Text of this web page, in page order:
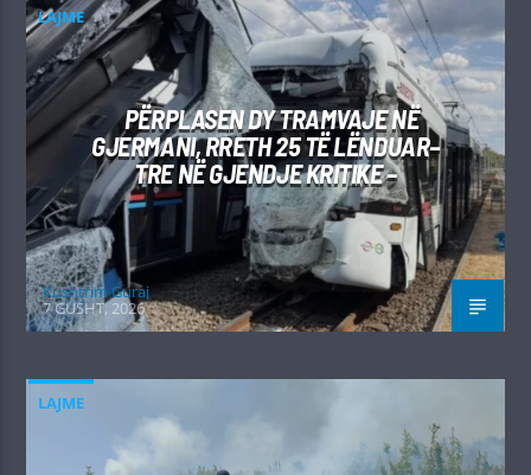
LAJME
PËRPLASEN DY TRAMVAJE NË
GJERMANI, RRETH 25 TË LËNDUAR–
TRE NË GJENDJE KRITIKE –
Kushtrim Guraj
7 GUSHT, 2026
LAJME